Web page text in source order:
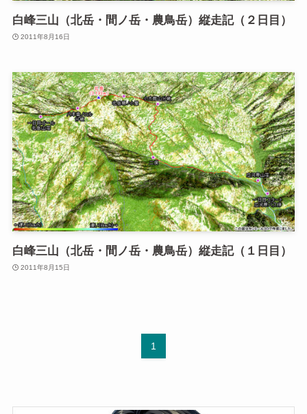
白峰三山（北岳・間ノ岳・農鳥岳）縦走記（２日目）
2011年8月16日
白峰三山（北岳・間ノ岳・農鳥岳）縦走記（１日目）
2011年8月15日
1